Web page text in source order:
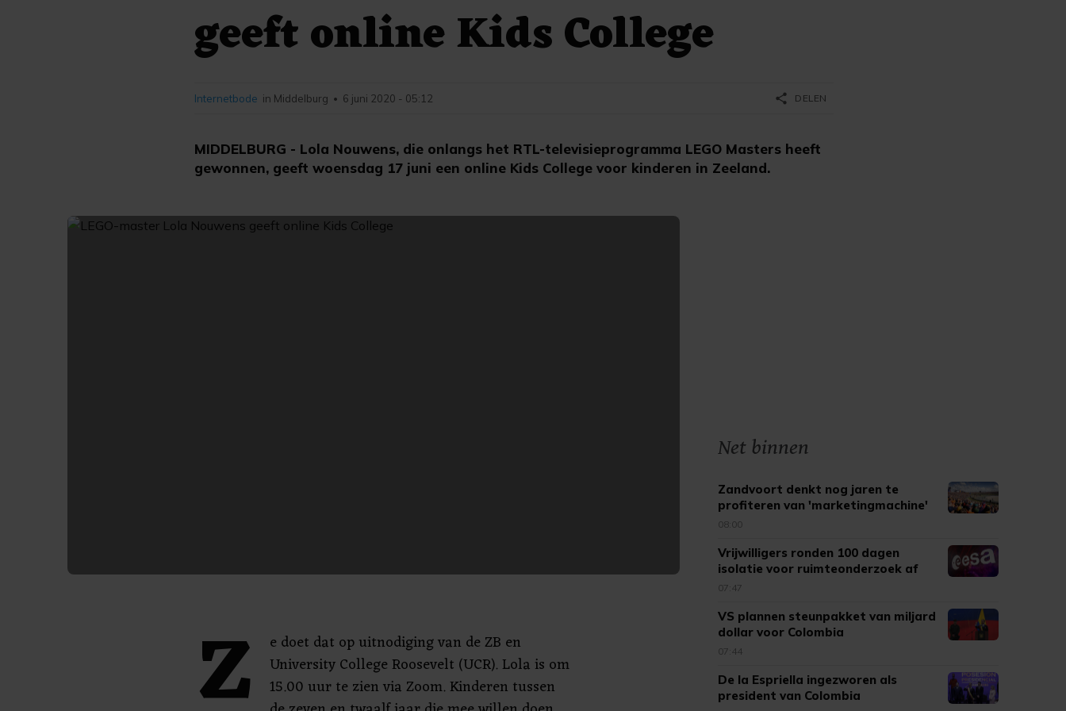
geeft online Kids College
MIDDELBURG - Lola Nouwens, die onlangs het RTL-televisieprogramma LEGO Masters heeft
gewonnen, geeft woensdag 17 juni een online Kids College voor kinderen in Zeeland.
Internetbode in Middelburg • 6 juni 2020 - 05:12 share DELEN
Z
e doet dat op uitnodiging van de ZB en
University College Roosevelt (UCR). Lola is om
15.00 uur te zien via Zoom. Kinderen tussen
Net binnen
Zandvoort denkt nog jaren te
profiteren van 'marketingmachine'
F1
08:00
Vrijwilligers ronden 100 dagen
isolatie voor ruimteonderzoek af
07:47
VS plannen steunpakket van miljard
dollar voor Colombia
07:44
De la Espriella ingezworen als
president van Colombia